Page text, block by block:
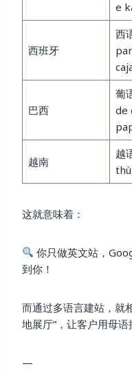
e
西班牙
西
巴西
葡
de
越南
越
这就意味着：
你只做英文站，
到你！
而通过多语言建站，就
地展厅”，让客户用母语
—